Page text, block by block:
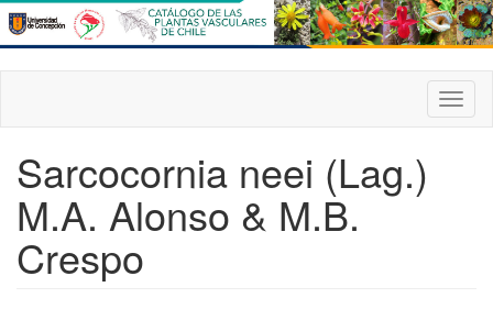
Pasar
al
contenido
principal
Sarcocornia neei (Lag.)
M.A. Alonso & M.B.
Crespo